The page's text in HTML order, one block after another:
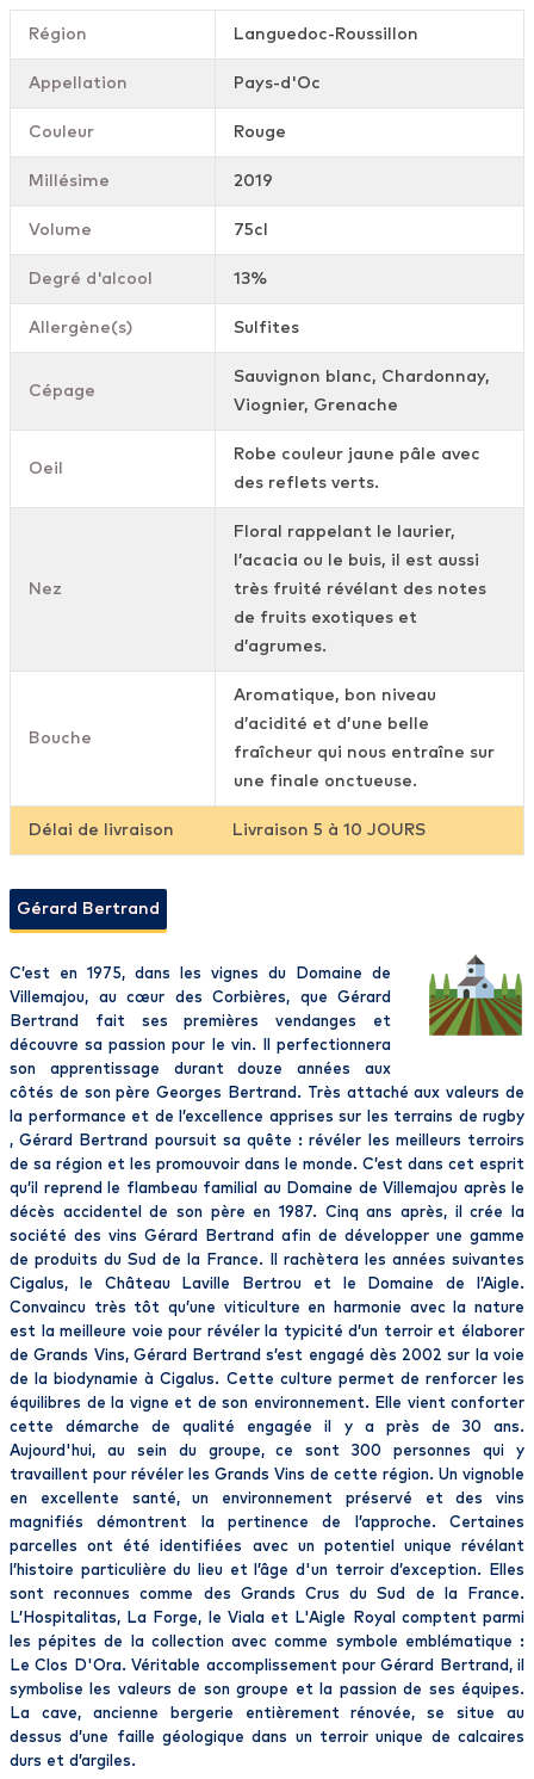
Région Languedoc-Roussillon
Appellation Pays-d'Oc
Couleur Rouge
Millésime 2019
Volume 75cl
Degré d'alcool 13%
Allergène(s) Sulfites
Cépage
Sauvignon blanc, Chardonnay,
Viognier, Grenache
Oeil
Robe couleur jaune pâle avec
des reflets verts.
Nez
Floral rappelant le laurier,
l’acacia ou le buis, il est aussi
très fruité révélant des notes
de fruits exotiques et
d’agrumes.
Bouche
Aromatique, bon niveau
d’acidité et d’une belle
fraîcheur qui nous entraîne sur
une finale onctueuse.
Délai de livraison Livraison 5 à 10 JOURS
Gérard Bertrand
C’est en 1975, dans les vignes du Domaine de
Villemajou, au cœur des Corbières, que Gérard
Bertrand fait ses premières vendanges et
découvre sa passion pour le vin. Il perfectionnera
son apprentissage durant douze années aux
côtés de son père Georges Bertrand. Très attaché aux valeurs de
la performance et de l’excellence apprises sur les terrains de rugby
, Gérard Bertrand poursuit sa quête : révéler les meilleurs terroirs
de sa région et les promouvoir dans le monde. C’est dans cet esprit
qu’il reprend le flambeau familial au Domaine de Villemajou après le
décès accidentel de son père en 1987. Cinq ans après, il crée la
société des vins Gérard Bertrand afin de développer une gamme
de produits du Sud de la France. Il rachètera les années suivantes
Cigalus, le Château Laville Bertrou et le Domaine de l’Aigle.
Convaincu très tôt qu’une viticulture en harmonie avec la nature
est la meilleure voie pour révéler la typicité d’un terroir et élaborer
de Grands Vins, Gérard Bertrand s’est engagé dès 2002 sur la voie
de la biodynamie à Cigalus. Cette culture permet de renforcer les
équilibres de la vigne et de son environnement. Elle vient conforter
cette démarche de qualité engagée il y a près de 30 ans.
Aujourd'hui, au sein du groupe, ce sont 300 personnes qui y
travaillent pour révéler les Grands Vins de cette région. Un vignoble
en excellente santé, un environnement préservé et des vins
magnifiés démontrent la pertinence de l’approche. Certaines
parcelles ont été identifiées avec un potentiel unique révélant
l’histoire particulière du lieu et l’âge d'un terroir d’exception. Elles
sont reconnues comme des Grands Crus du Sud de la France.
L’Hospitalitas, La Forge, le Viala et L'Aigle Royal comptent parmi
les pépites de la collection avec comme symbole emblématique :
Le Clos D'Ora. Véritable accomplissement pour Gérard Bertrand, il
symbolise les valeurs de son groupe et la passion de ses équipes.
La cave, ancienne bergerie entièrement rénovée, se situe au
dessus d’une faille géologique dans un terroir unique de calcaires
durs et d’argiles.